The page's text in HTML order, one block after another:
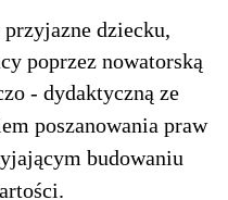
dziecku,
poprzez nowatorską
- dydaktyczną ze
poszanowania praw
budowaniu